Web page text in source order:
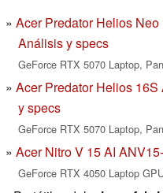
Acer Predator Helios
Análisis y specs
GeForce RTX 5070 Laptop,
Acer Predator Helios
y specs
GeForce RTX 5070 Laptop,
Acer Nitro V 15 AI
GeForce RTX 4050 Laptop